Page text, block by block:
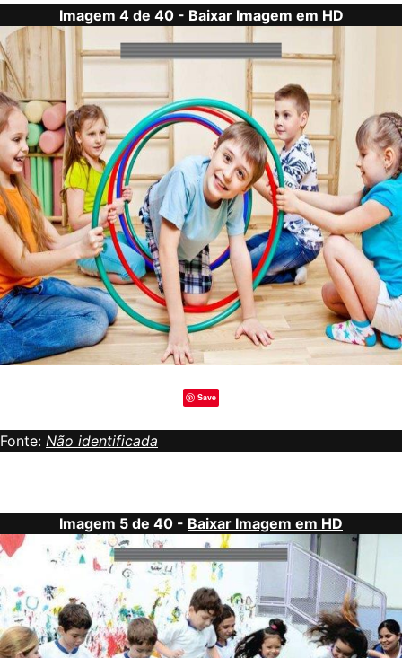
Imagem 4 de 40 - Baixar Imagem em HD
Save
Fonte: Não identificada
Imagem 5 de 40 - Baixar Imagem em HD